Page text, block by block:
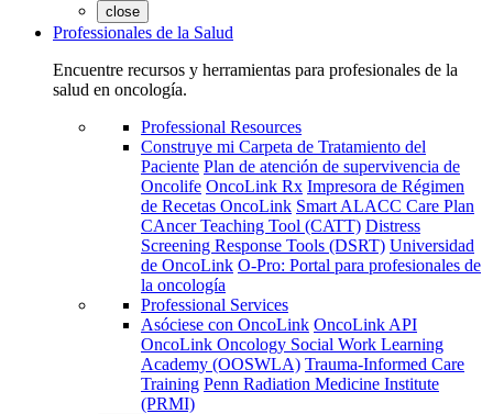
close
Professionales de la Salud
Encuentre recursos y herramientas para profesionales de la
salud en oncología.
Professional Resources
Construye mi Carpeta de Tratamiento del
Paciente Plan de atención de supervivencia de
Oncolife OncoLink Rx Impresora de Régimen
de Recetas OncoLink Smart ALACC Care Plan
CAncer Teaching Tool (CATT) Distress
Screening Response Tools (DSRT) Universidad
de OncoLink O-Pro: Portal para profesionales de
la oncología
Professional Services
Asóciese con OncoLink OncoLink API
OncoLink Oncology Social Work Learning
Academy (OOSWLA) Trauma-Informed Care
Training Penn Radiation Medicine Institute
(PRMI)